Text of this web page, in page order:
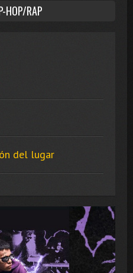
HOP/RAP
del lugar